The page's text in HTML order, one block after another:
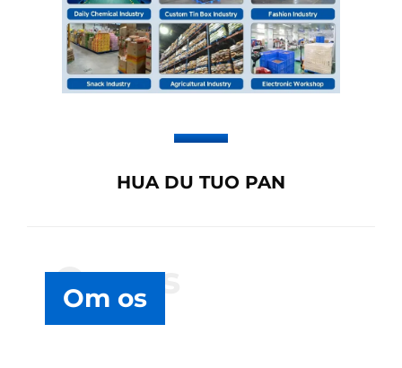
HUA DU TUO PAN
Om os
Om os